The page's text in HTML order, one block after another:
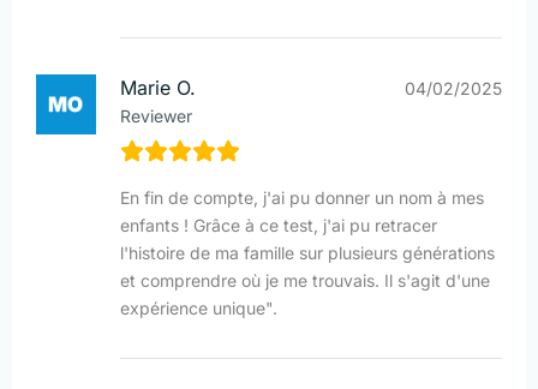
Marie O.
Reviewer
04/02/2025
En fin de compte, j'ai pu donner un nom à mes
enfants ! Grâce à ce test, j'ai pu retracer
l'histoire de ma famille sur plusieurs générations
et comprendre où je me trouvais. Il s'agit d'une
expérience unique".